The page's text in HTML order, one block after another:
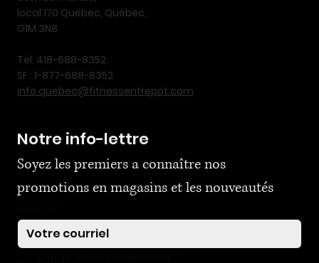
local 170 Québec, Québec,
G1M 3N8
Tel: 418-688-8352
SF : 1-877-688-8352
info.quebec@fitnessentrepot.com
Notre info-lettre
Soyez les premiers a connaître nos
promotions en magasins et les nouveautés